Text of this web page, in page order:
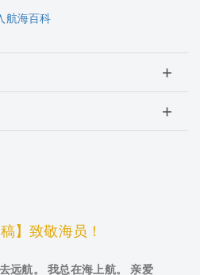
航海百科
】致敬海员！
航。 我总在海上航。 亲爱